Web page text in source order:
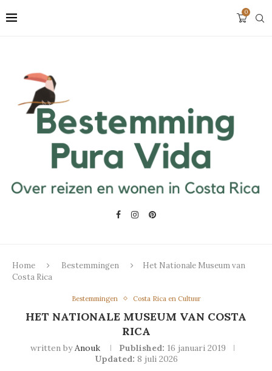
0
Home Bestemmingen
Het Nationale Museum van
Costa Rica
Bestemmingen Costa Rica en Cultuur
HET NATIONALE MUSEUM VAN COSTA
RICA
written byAnouk Published: 16 januari 2019
Updated: 8 juli 2026